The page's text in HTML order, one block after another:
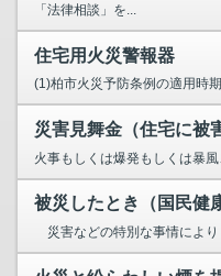
「法律相談」を...
住宅用火災警報器
(1)柏市火災予防条例の適用時
災害見舞金（住宅に被
火事もしくは爆発もしくは暴風
被災したとき（国民健
災害などの特別な事情により